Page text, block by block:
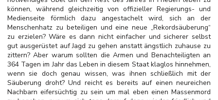
können, während gleichzeitig von offizieller Regierungs- und
Medienseite förmlich dazu angestachelt wird, sich an der
Menschenhatz zu beteiligen und eine neue „Rekordsäuberung“
zu erzielen? Wäre es dann nicht einfacher und sicherer selbst
gut ausgerüstet auf Jagd zu gehen anstatt ängstlich zuhause zu
zittern? Aber warum sollten die Armen und Benachteiligten an
364 Tagen im Jahr das Leben in diesem Staat klaglos hinnehmen,
wenn sie doch genau wissen, was ihnen schließlich mit der
Säuberung droht? Und reicht es bereits auf einen neureichen
Nachbarn eifersüchtig zu sein um mal eben einen Massenmord